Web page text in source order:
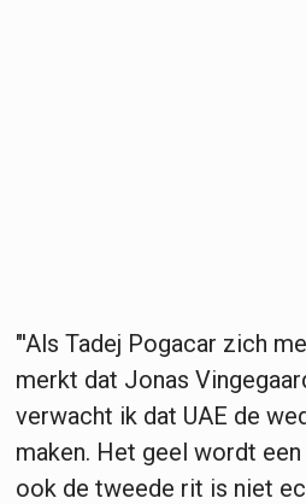
"'Als Tadej Pogacar zich
merkt dat Jonas
verwacht ik dat UAE de
maken. Het geel wordt
ook de tweede rit is niet